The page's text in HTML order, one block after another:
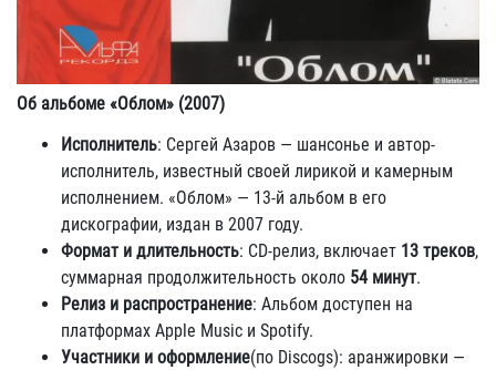
Об альбоме «Облом» (2007)
Исполнитель: Сергей Азаров — шансонье и автор-
исполнитель, известный своей лирикой и камерным
исполнением. «Облом» — 13-й альбом в его
дискографии, издан в 2007 году.
Формат и длительность: CD-релиз, включает 13 треков,
суммарная продолжительность около 54 минут.
Релиз и распространение: Альбом доступен на
платформах Apple Music и Spotify.
Участники и оформление(по Discogs): аранжировки —